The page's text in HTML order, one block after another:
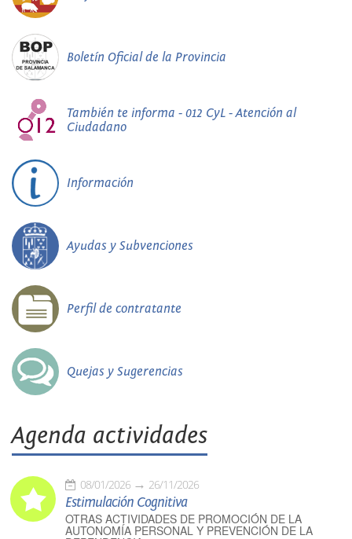
Boletín Oficial de la Provincia
También te informa - 012 CyL - Atención al
Ciudadano
Información
Ayudas y Subvenciones
Perfil de contratante
Quejas y Sugerencias
Agenda actividades
08/01/2026 26/11/2026
Estimulación Cognitiva
OTRAS ACTIVIDADES DE PROMOCIÓN DE LA
AUTONOMÍA PERSONAL Y PREVENCIÓN DE LA